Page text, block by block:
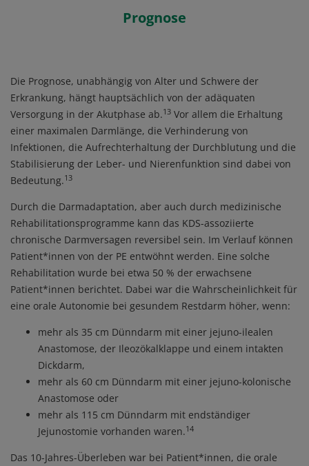
Prognose
Die Prognose, unabhängig von Alter und Schwere der
Erkrankung, hängt hauptsächlich von der adäquaten
Versorgung in der Akutphase ab.13 Vor allem die Erhaltung
einer maximalen Darmlänge, die Verhinderung von
Infektionen, die Aufrechterhaltung der Durchblutung und die
Stabilisierung der Leber- und Nierenfunktion sind dabei von
Bedeutung.13
Durch die Darmadaptation, aber auch durch medizinische
Rehabilitationsprogramme kann das KDS-assoziierte
chronische Darmversagen reversibel sein. Im Verlauf können
Patient*innen von der PE entwöhnt werden. Eine solche
Rehabilitation wurde bei etwa 50 % der erwachsene
Patient*innen berichtet. Dabei war die Wahrscheinlichkeit für
eine orale Autonomie bei gesundem Restdarm höher, wenn:
mehr als 35 cm Dünndarm mit einer jejuno-ilealen
Anastomose, der Ileozökalklappe und einem intakten
Dickdarm,
mehr als 60 cm Dünndarm mit einer jejuno-kolonische
Anastomose oder
mehr als 115 cm Dünndarm mit endständiger
Jejunostomie vorhanden waren.14
Das 10-Jahres-Überleben war bei Patient*innen, die orale